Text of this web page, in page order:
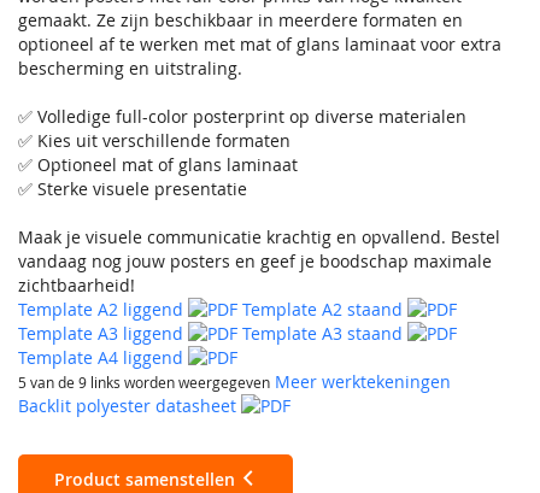
gemaakt. Ze zijn beschikbaar in meerdere formaten en
optioneel af te werken met mat of glans laminaat voor extra
bescherming en uitstraling.
✅ Volledige full-color posterprint op diverse materialen
✅ Kies uit verschillende formaten
✅ Optioneel mat of glans laminaat
✅ Sterke visuele presentatie
Maak je visuele communicatie krachtig en opvallend. Bestel
vandaag nog jouw posters en geef je boodschap maximale
zichtbaarheid!
Template A2 liggend
Template A2 staand
Template A3 liggend
Template A3 staand
Template A4 liggend
5 van de 9 links worden weergegeven Meer werktekeningen
Backlit polyester datasheet
Product samenstellen